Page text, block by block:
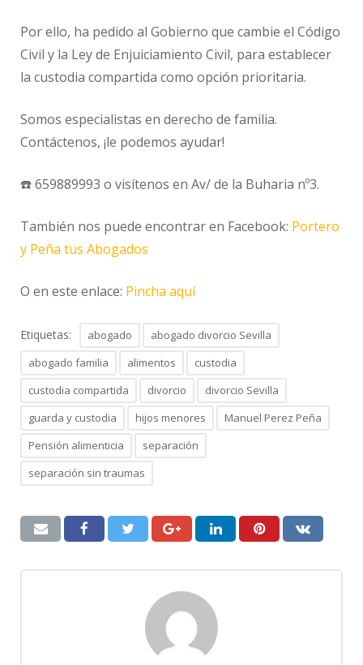
Por ello, ha pedido al Gobierno que cambie el Código
Civil y la Ley de Enjuiciamiento Civil, para establecer
la custodia compartida como opción prioritaria.
Somos especialistas en derecho de familia.
Contáctenos, ¡le podemos ayudar!
☎️ 659889993 o visítenos en Av/ de la Buharia nº3.
También nos puede encontrar en Facebook: Portero
y Peña tus Abogados
O en este enlace: Pincha aquí
Etiquetas: abogado
abogado divorcio Sevilla
abogado familia
alimentos
custodia
custodia compartida
divorcio
divorcio Sevilla
guarda y custodia
hijos menores
Manuel Perez Peña
Pensión alimenticia
separación
separación sin traumas